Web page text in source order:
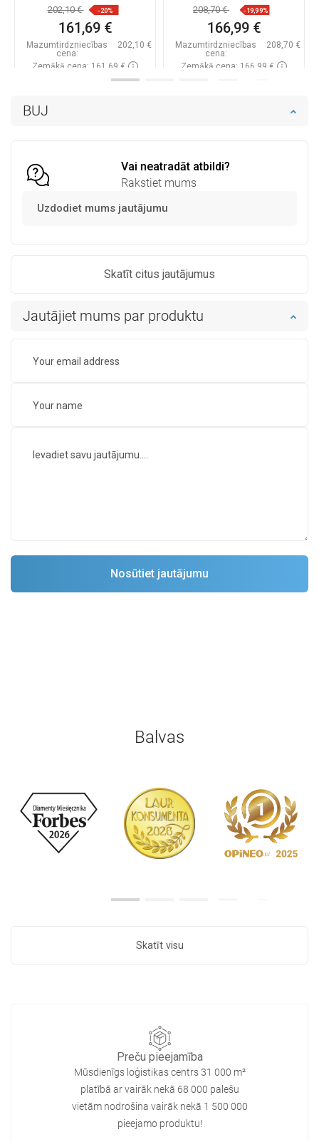
BUJ
Vai neatradāt atbildi?
Rakstiet mums
Uzdodiet mums jautājumu
Skatīt citus jautājumus
Jautājiet mums par produktu
202,10 € -20%
161,69 €
Mazumtirdzniecības
cena:
202,10 €
Zemākā cena: 161,69 €
Pieejamās vispirms
208,70 € -19,99%
166,99 €
Mazumtirdzniecības
cena:
208,70 €
Zemākā cena: 166,99 €
Balvas
Skatīt visu
Preču pieejamība
Mūsdienīgs loģistikas centrs 31 000 m²
platībā ar vairāk nekā 68 000 palešu
vietām nodrošina vairāk nekā 1 500 000
pieejamo produktu!